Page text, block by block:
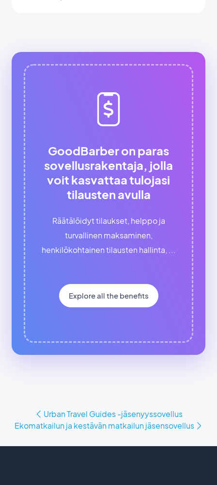
GoodBarber on paras
sovellusrakentaja, jolla
voit kasvattaa tulojasi
tilausten avulla
Räätälöidyt tilaukset, helppo ja
turvallinen maksaminen,
henkilökohtainen tilausten hallinta, ...
Explore all the benefits
Urban Travel Guides -jäsenyyssovellus
Ekomatkailun ja kestävän matkailun jäsensovellus